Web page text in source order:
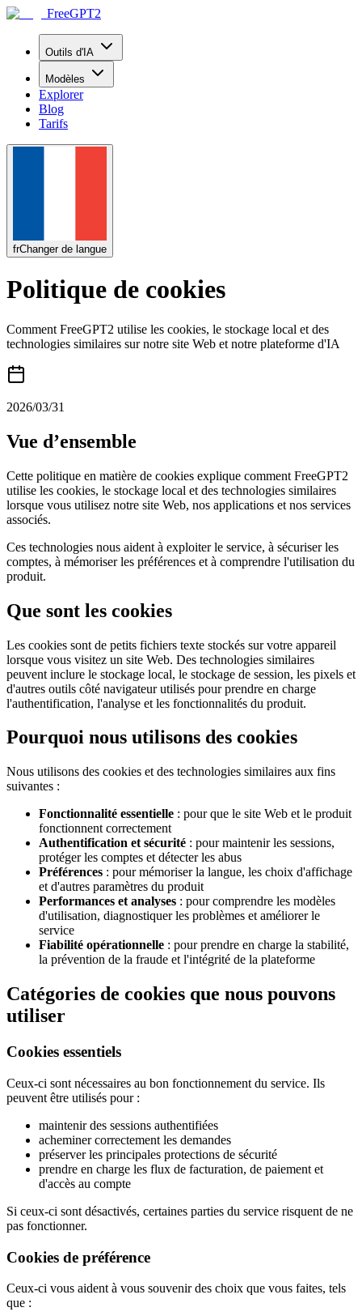
FreeGPT2
Outils d'IA
Modèles
Explorer
Blog
Tarifs
frChanger de langue
Politique de cookies
Comment FreeGPT2 utilise les cookies, le stockage local et des
technologies similaires sur notre site Web et notre plateforme d'IA
2026/03/31
Vue d’ensemble
Cette politique en matière de cookies explique comment FreeGPT2
utilise les cookies, le stockage local et des technologies similaires
lorsque vous utilisez notre site Web, nos applications et nos services
associés.
Ces technologies nous aident à exploiter le service, à sécuriser les
comptes, à mémoriser les préférences et à comprendre l'utilisation du
produit.
Que sont les cookies
Les cookies sont de petits fichiers texte stockés sur votre appareil
lorsque vous visitez un site Web. Des technologies similaires
peuvent inclure le stockage local, le stockage de session, les pixels et
d'autres outils côté navigateur utilisés pour prendre en charge
l'authentification, l'analyse et les fonctionnalités du produit.
Pourquoi nous utilisons des cookies
Nous utilisons des cookies et des technologies similaires aux fins
suivantes :
Fonctionnalité essentielle : pour que le site Web et le produit
fonctionnent correctement
Authentification et sécurité : pour maintenir les sessions,
protéger les comptes et détecter les abus
Préférences : pour mémoriser la langue, les choix d'affichage
et d'autres paramètres du produit
Performances et analyses : pour comprendre les modèles
d'utilisation, diagnostiquer les problèmes et améliorer le
service
Fiabilité opérationnelle : pour prendre en charge la stabilité,
la prévention de la fraude et l'intégrité de la plateforme
Catégories de cookies que nous pouvons
utiliser
Cookies essentiels
Ceux-ci sont nécessaires au bon fonctionnement du service. Ils
peuvent être utilisés pour :
maintenir des sessions authentifiées
acheminer correctement les demandes
préserver les principales protections de sécurité
prendre en charge les flux de facturation, de paiement et
d'accès au compte
Si ceux-ci sont désactivés, certaines parties du service risquent de ne
pas fonctionner.
Cookies de préférence
Ceux-ci vous aident à vous souvenir des choix que vous faites, tels
que :